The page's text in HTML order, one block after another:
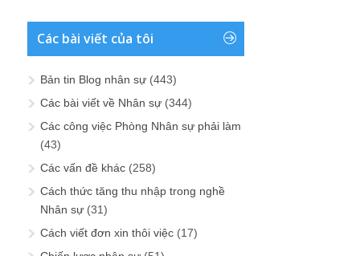
Các bài viết của tôi
Bản tin Blog nhân sự (443)
Các bài viết về Nhân sự (344)
Các công việc Phòng Nhân sự phải làm
(43)
Các vấn đề khác (258)
Cách thức tăng thu nhập trong nghề
Nhân sự (31)
Cách viết đơn xin thôi việc (17)